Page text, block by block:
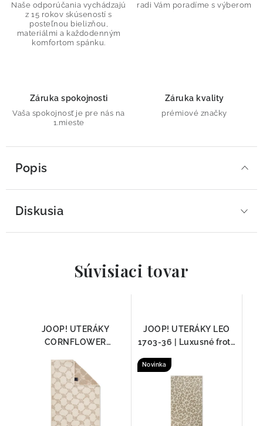
Naše odporúčania vychádzajú
z 15 rokov skúseností s
posteľnou bielizňou,
materiálmi a každodenným
komfortom spánku.
radi Vám poradíme s výberom
Záruka spokojnosti
Vaša spokojnosť je pre nás na
1.mieste
Záruka kvality
prémiové značky
Popis
Diskusia
Súvisiaci tovar
JOOP! UTERÁKY
CORNFLOWER
100% Bavlna
JOOP! UTERÁKY LEO
1703-36 | Luxusné froté
Novinka